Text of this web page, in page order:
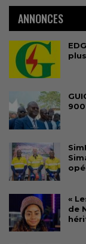
ANNONCES
«
de